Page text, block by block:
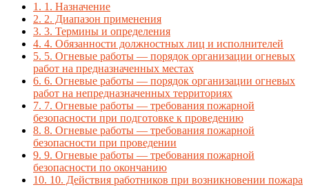
1. 1. Назначение
2. 2. Диапазон применения
3. 3. Термины и определения
4. 4. Обязанности должностных лиц и исполнителей
5. 5. Огневые работы — порядок организации огневых
работ на предназначенных местах
6. 6. Огневые работы — порядок организации огневых
работ на непредназначенных территориях
7. 7. Огневые работы — требования пожарной
безопасности при подготовке к проведению
8. 8. Огневые работы — требования пожарной
безопасности при проведении
9. 9. Огневые работы — требования пожарной
безопасности по окончанию
10. 10. Действия работников при возникновении пожара